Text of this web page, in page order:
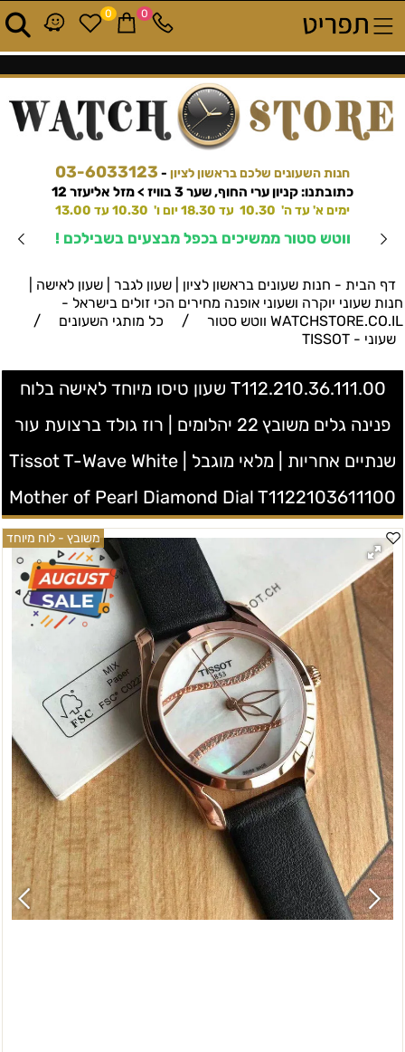
חנות השעונים שלכם בראשון לציון -
03-6033123
כתובתנו: קניון ערי החוף, שער 3 בוויז > מזל אליעזר 12
ימים א' עד ה' 10.30 עד 18.30 יום ו' 10.30 עד 13.00
ווטש סטור ממשיכים בכפל מבצעים בשבילכם !
0 0
דף הבית - חנות שעונים בראשון לציון | שעון לגבר | שעון לאישה |
חנות שעוני יוקרה ושעוני אופנה מחירים הכי זולים בישראל -
WATCHSTORE.CO.IL ווטש סטור
/ כל מותגי השעונים /
שעוני - TISSOT
T112.210.36.111.00 שעון טיסו מיוחד לאישה בלוח
פנינה גלים משובץ 22 יהלומים | רוז גולד ברצועת עור
שנתיים אחריות | מלאי מוגבל | Tissot T-Wave White
Mother of Pearl Diamond Dial T1122103611100
משובץ - לוח מיוחד